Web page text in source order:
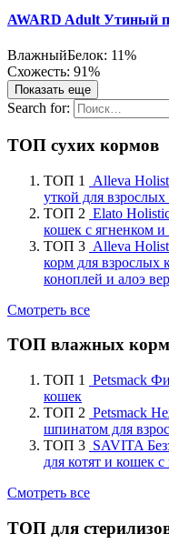
AWARD Adult Утиный
ВлажныйБелок: 11%
Схожесть: 91%
Показать еще
Search for:
ТОП сухих кормов
ТОП 1
Alleva
уткой для
ТОП 2 Elato
кошек с ягненком
ТОП 3 Alleva
корм для взрослых
коноплей и алоэ
Смотреть все
ТОП влажных
ТОП 1
Petsmack
кошек
ТОП 2 Petsmack
шпинатом для
ТОП 3 SAVITA
для котят и кошек
Смотреть все
ТОП для